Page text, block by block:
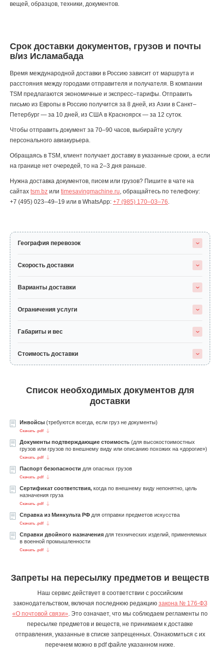
вещей, образцов, техники, документов.
Срок доставки документов, грузов и почты
в/из Исламабада
Время международной доставки в Россию зависит от маршрута и
расстояния между городами отправителя и получателя. В компании
TSM предлагаются экономичные и экспресс–тарифы. Отправить
письмо из Европы в Россию получится за 8 дней, из Азии в Санкт–
Петербург — за 10 дней, из США в Красноярск — за 12 суток.
Чтобы отправить документ за 70–90 часов, выбирайте услугу
персонального авиакурьера.
Обращаясь в TSM, клиент получает доставку в указанные сроки, а если
на границе нет очередей, то на 2–3 дня раньше.
Нужна доставка документов, писем или грузов? Пишите в чате на
сайтах tsm.bz или timesavingmachine.ru, обращайтесь по телефону:
+7 (495) 023–49–19 или в WhatsApp: +7 (985) 170–03–76.
География перевозок
Скорость доставки
Варианты доставки
Ограничения услуги
Габариты и вес
Стоимость доставки
Список необходимых документов для
доставки
Инвойсы (требуются всегда, если груз не документы)
Скачать .pdf
Документы подтверждающие стоимость (для высокостоимостных
грузов или грузов по внешнему виду или описанию похожих на «дорогие»)
Скачать .pdf
Паспорт безопасности для опасных грузов
Скачать .pdf
Сертификат соответствия, когда по внешнему виду непонятно, цель
назначения груза
Скачать .pdf
Справка из Минкульта РФ для отправки предметов искусства
Скачать .pdf
Справки двойного назначения для технических изделий, применяемых
в военной промышленности
Скачать .pdf
Запреты на пересылку предметов и веществ
Наш сервис действует в соответствии с российским
законодательством, включая последнюю редакцию закона № 176-ФЗ
«О почтовой связи». Это означает, что мы соблюдаем регламенты по
пересылке предметов и веществ, не принимаем к доставке
отправления, указанные в списке запрещенных. Ознакомиться с их
перечнем можно в pdf файле указанном ниже.